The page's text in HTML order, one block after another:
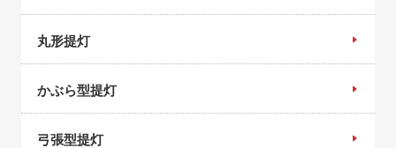
丸形提灯
かぶら型提灯
弓張型提灯